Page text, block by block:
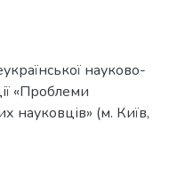
науково-
«Проблеми
науковців» (м. Київ,